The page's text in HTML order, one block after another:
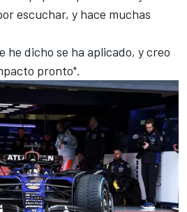
escuchar, y hace muchas
he dicho se ha aplicado, y creo
pronto".